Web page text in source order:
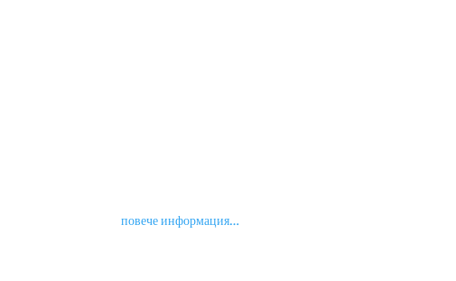
повече информация…